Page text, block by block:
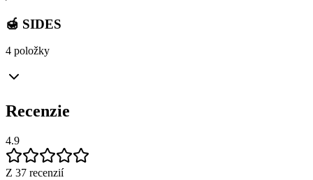
🍯 SIDES
4 položky
Recenzie
4.9
Z 37 recenzií